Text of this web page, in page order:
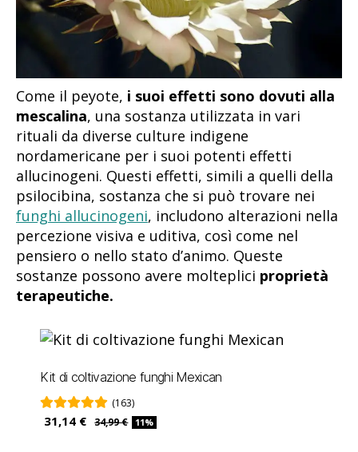
Come il peyote, i suoi effetti sono dovuti alla
mescalina, una sostanza utilizzata in vari
rituali da diverse culture indigene
nordamericane per i suoi potenti effetti
allucinogeni. Questi effetti, simili a quelli della
psilocibina, sostanza che si può trovare nei
funghi allucinogeni, includono alterazioni nella
percezione visiva e uditiva, così come nel
pensiero o nello stato d’animo. Queste
sostanze possono avere molteplici proprietà
terapeutiche.
Kit di coltivazione funghi Mexican
(163)
31,14 € 34,99 € 11%